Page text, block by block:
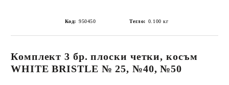
Код: 950450 Тегло: 0.100 кг
Комплект 3 бр. плоски четки, косъм
WHITE BRISTLE № 25, №40, №50